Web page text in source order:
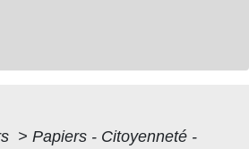
> Papiers - Citoyenneté -